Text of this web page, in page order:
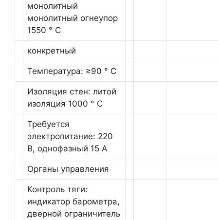
монолитный
монолитный огнеупор
1550 ° C
конкретный
Температура: ≥90 ° C
Изоляция стен: литой
изоляция 1000 ° C
Требуется
электропитание: 220
В, однофазный 15 А
Органы управления
Контроль тяги:
индикатор барометра,
дверной ограничитель